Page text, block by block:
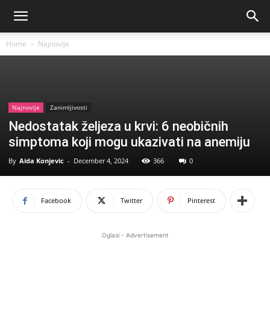
Home Najnovije
Najnovije Zanimljivosti
Nedostatak željeza u krvi: 6 neobičnih
simptoma koji mogu ukazivati ​​na anemiju
By Aida Konjevic - December 4, 2024 366 0
Facebook Twitter Pinterest
Oglasi - Advertisement